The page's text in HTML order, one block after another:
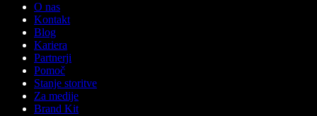
O nas
Kontakt
Blog
Kariera
Partnerji
Pomoč
Stanje storitve
Za medije
Brand Kit